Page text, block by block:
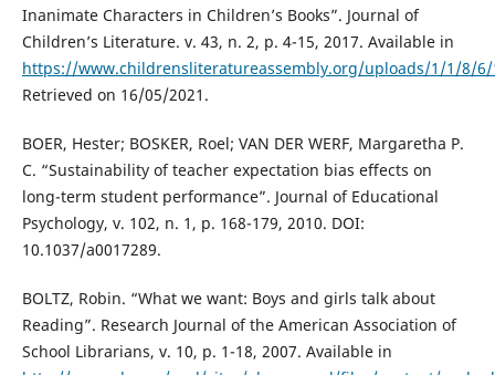
Inanimate Characters in Children’s Books”. Journal of
Children’s Literature. v. 43, n. 2, p. 4-15, 2017. Available in
https://www.childrensliteratureassembly.org/uploads/1/1/8/6/
Retrieved on 16/05/2021.
BOER, Hester; BOSKER, Roel; VAN DER WERF, Margaretha P.
C. “Sustainability of teacher expectation bias eﬀects on
long-term student performance”. Journal of Educational
Psychology, v. 102, n. 1, p. 168-179, 2010. DOI:
10.1037/a0017289.
BOLTZ, Robin. “What we want: Boys and girls talk about
Reading”. Research Journal of the American Association of
School Librarians, v. 10, p. 1-18, 2007. Available in